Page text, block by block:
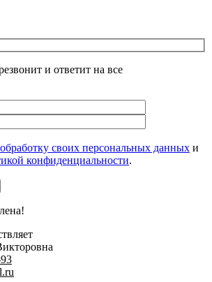
и ответит на все
обработку своих персональных данных и
конфиденциальности.